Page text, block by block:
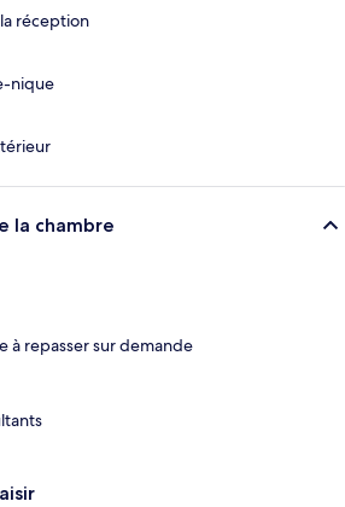
réception
nique
la chambre
à repasser sur demande